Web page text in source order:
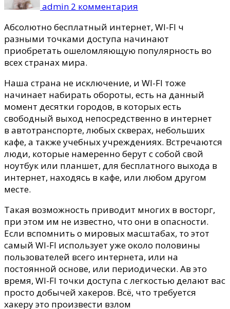
admin 2 комментария
Wi-
Fi
может
«первоклассник».
Абсолютно бесплатный интернет, WI-FI ч
разными точками доступа начинают
приобретать ошеломляющую популярность во
всех странах мира.
Наша страна не исключение, и WI-FI тоже
начинает набирать обороты, есть на данный
момент десятки городов, в которых есть
свободный выход непосредственно в интернет
в автотранспорте, любых скверах, небольших
кафе, а также учебных учреждениях. Встречаются
люди, которые намеренно берут с собой свой
ноутбук или планшет, для бесплатного выхода в
интернет, находясь в кафе, или любом другом
месте.
Такая возможность приводит многих в восторг,
при этом им не известно, что они в опасности.
Если вспомнить о мировых масштабах, то этот
самый WI-FI использует уже около половины
пользователей всего интернета, или на
постоянной основе, или периодически. Ав это
время, WI-FI точки доступа с легкостью делают вас
просто добычей хакеров. Всё, что требуется
хакеру это произвести взлом